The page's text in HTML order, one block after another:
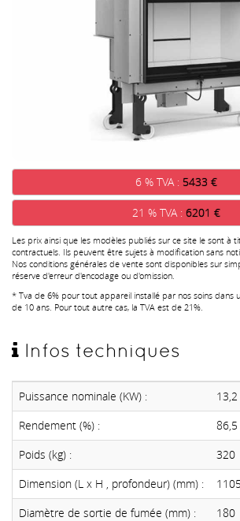
6 % TVA : 5433 €
21 % TVA : 6201 €
Les prix ainsi que les modèles publiés sur ce site le sont à
contractuels. Ils peuvent être sujets à modification sans
Nos conditions générales de vente sont disponibles sur
réserve d'erreur d'encodage ou d'omission.
* Tva de 6% pour tout appareil installé par nos soins dans
de 10 ans. Pour tout autre cas, la TVA est de 21%.
Infos techniques
Puissance nominale (KW) :
13,2
Rendement (%) :
86,5
Poids (kg) :
320
Dimension (L x H , profondeur) (mm) :
Diamètre de sortie de fumée (mm) :
180